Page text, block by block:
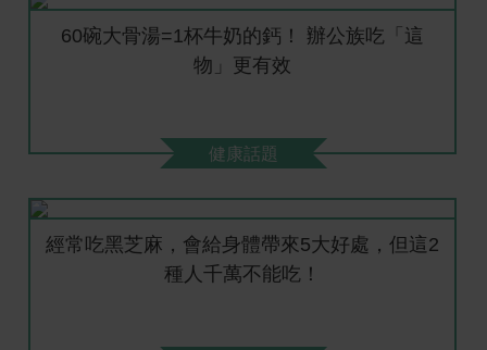
60碗大骨湯=1杯牛奶的鈣！ 辦公族吃「這
物」更有效
健康話題
經常吃黑芝麻，會給身體帶來5大好處，但這2
種人千萬不能吃！